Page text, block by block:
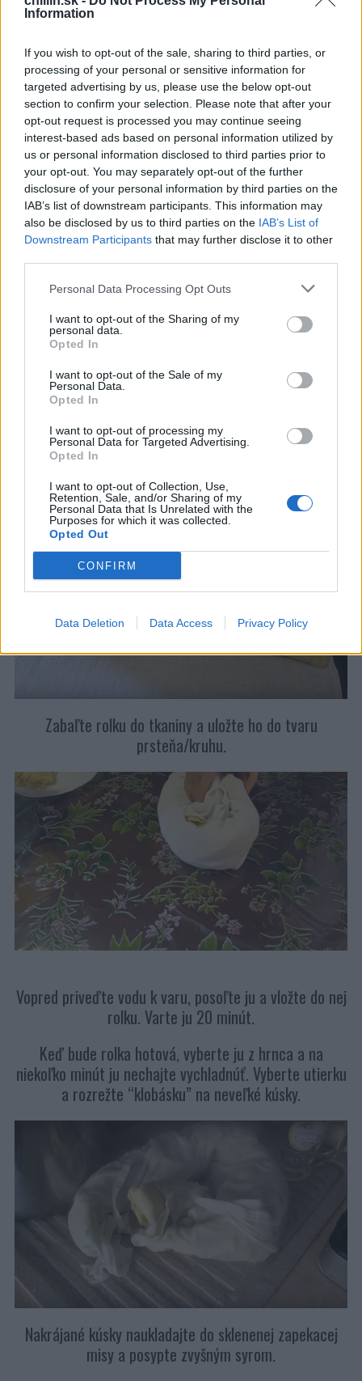
Information
If you wish to opt-out of the sale, sharing to third parties, or
processing of your personal or sensitive information for
targeted advertising by us, please use the below opt-out
section to confirm your selection. Please note that after your
opt-out request is processed you may continue seeing
interest-based ads based on personal information utilized by
us or personal information disclosed to third parties prior to
your opt-out. You may separately opt-out of the further
disclosure of your personal information by third parties on the
IAB’s list of downstream participants. This information may
also be disclosed by us to third parties on the IAB’s List of
Downstream Participants that may further disclose it to other
Personal Data Processing Opt Outs
I want to opt-out of the Sharing of my
personal data.
Opted In
I want to opt-out of the Sale of my
Personal Data.
Opted In
I want to opt-out of processing my
Personal Data for Targeted Advertising.
Opted In
I want to opt-out of Collection, Use,
Retention, Sale, and/or Sharing of my
Personal Data that Is Unrelated with the
Purposes for which it was collected.
Opted Out
CONFIRM
Data Deletion Data Access Privacy Policy
Na cesto rozložte špenát a rozotrite ho po celej ploche
cesta.
Hojne posypte syrom (použite cca 200 gramov),
potom cesto zakrúťte do rolky. Ak je veľkosť cesta
trochu veľká, preložte ho tak ako na obrázku.
Zabaľte rolku do tkaniny a uložte ho do tvaru
prsteňa/kruhu.
Vopred priveďte vodu k varu, posoľte ju a vložte do nej
rolku. Varte ju 20 minút.
Keď bude rolka hotová, vyberte ju z hrnca a na
niekoľko minút ju nechajte vychladnúť. Vyberte utierku
a rozrežte “klobásku” na neveľké kúsky.
Nakrájané kúsky naukladajte do sklenenej zapekacej
misy a posypte zvyšným syrom.